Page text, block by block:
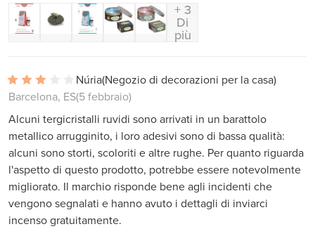
+ 3
Di
più
Núria(Negozio di decorazioni per la casa)
Barcelona, ES(5 febbraio)
Alcuni tergicristalli ruvidi sono arrivati ​​in un barattolo
metallico arrugginito, i loro adesivi sono di bassa qualità:
alcuni sono storti, scoloriti e altre rughe. Per quanto riguarda
l'aspetto di questo prodotto, potrebbe essere notevolmente
migliorato. Il marchio risponde bene agli incidenti che
vengono segnalati e hanno avuto i dettagli di inviarci
incenso gratuitamente.